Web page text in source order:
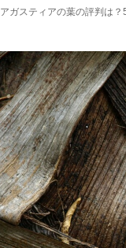
アガスティアの葉の評判は